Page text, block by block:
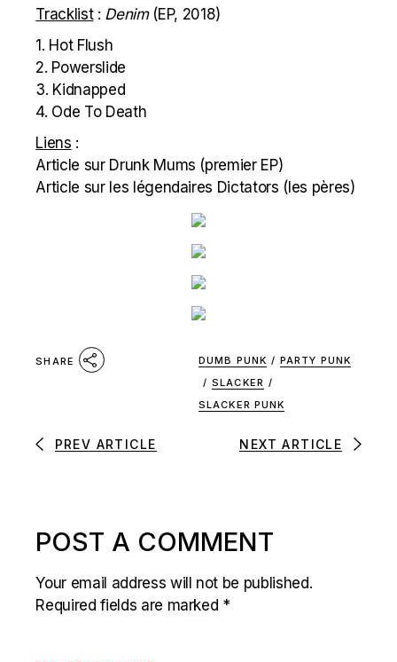
Tracklist: Denim(EP, 2018)
1. Hot Flush
2. Powerslide
3. Kidnapped
4. Ode To Death
Liens :
Article sur Drunk Mums (premier EP)
Article sur les légendaires Dictators (les pères)
SHARE DUMB PUNK / PARTY PUNK
/ SLACKER /
SLACKER PUNK
PREV ARTICLE NEXT ARTICLE
POST A COMMENT
Your email address will not be published.
Required fields are marked *